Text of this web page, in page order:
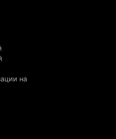
1 H2O
нового
на